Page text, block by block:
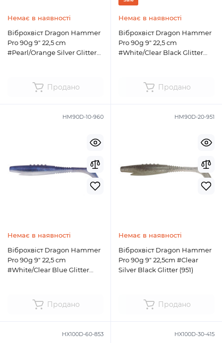
Немає в наявності
Віброхвіст Dragon Hammer
Pro 90g 9" 22,5 cm
#Pearl/Orange Silver Glitter
Продано
Немає в наявності
Віброхвіст Dragon Hammer
Pro 90g 9" 22,5 cm
#White/Clear Black Glitter
Продано
HM90D-10-960
Немає в наявності
Віброхвіст Dragon Hammer
Pro 90g 9" 22,5 cm
#White/Clear Blue Glitter
Продано
HM90D-20-951
Немає в наявності
Віброхвіст Dragon Hammer
Pro 90g 9" 22,5cm #Clear
Silver Black Glitter (951)
Продано
HX100D-60-853 HX100D-30-415